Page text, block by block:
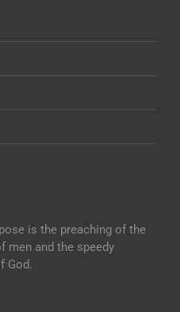
is the preaching of the
men and the speedy
God.